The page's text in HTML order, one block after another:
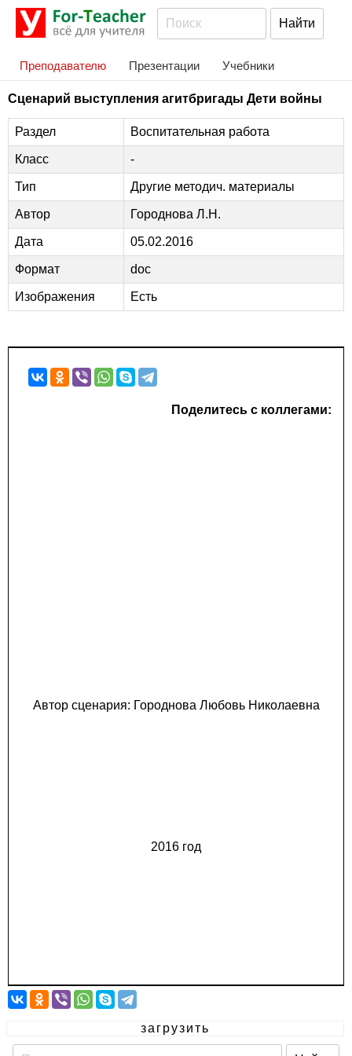
Преподавателю Презентации Учебники
Сценарий выступления агитбригады Дети войны
Раздел Воспитательная работа
Класс -
Тип Другие методич. материалы
Автор Городнова Л.Н.
Дата 05.02.2016
Формат doc
Изображения Есть
Поделитесь с коллегами:
Автор сценария: Городнова Любовь Николаевна
2016 год
загрузить